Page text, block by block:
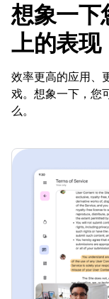
想象一下
上的表现
效率更高的应用、
戏。想象一下，您
么。